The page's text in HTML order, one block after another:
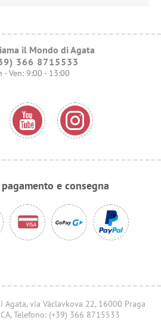
il Mondo di Agata
366 8715533
- Ven: 9:00 - 13:00
e consegna
Agata, via Václavkova 22, 16000 Praga
Telefono: (+39) 366 8715533